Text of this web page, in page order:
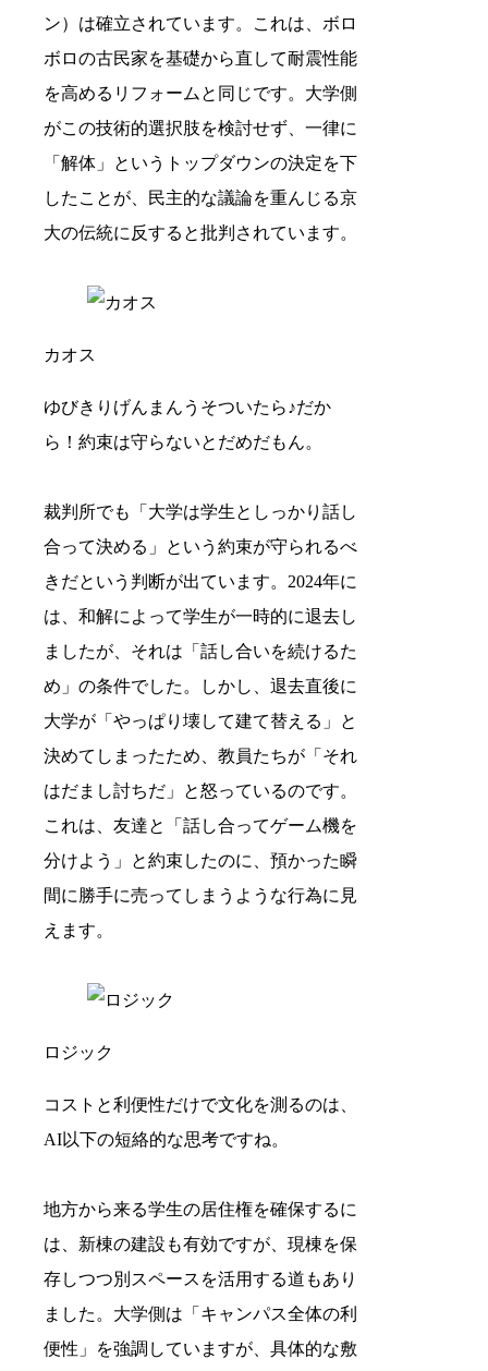
ン）は確立されています。これは、ボロ
ボロの古民家を基礎から直して耐震性能
を高めるリフォームと同じです。大学側
がこの技術的選択肢を検討せず、一律に
「解体」というトップダウンの決定を下
したことが、民主的な議論を重んじる京
大の伝統に反すると批判されています。
カオス
ゆびきりげんまんうそついたら♪だか
ら！約束は守らないとだめだもん。
裁判所でも「大学は学生としっかり話し
合って決める」という約束が守られるべ
きだという判断が出ています。2024年に
は、和解によって学生が一時的に退去し
ましたが、それは「話し合いを続けるた
め」の条件でした。しかし、退去直後に
大学が「やっぱり壊して建て替える」と
決めてしまったため、教員たちが「それ
はだまし討ちだ」と怒っているのです。
これは、友達と「話し合ってゲーム機を
分けよう」と約束したのに、預かった瞬
間に勝手に売ってしまうような行為に見
えます。
ロジック
コストと利便性だけで文化を測るのは、
AI以下の短絡的な思考ですね。
地方から来る学生の居住権を確保するに
は、新棟の建設も有効ですが、現棟を保
存しつつ別スペースを活用する道もあり
ました。大学側は「キャンパス全体の利
便性」を強調していますが、具体的な敷